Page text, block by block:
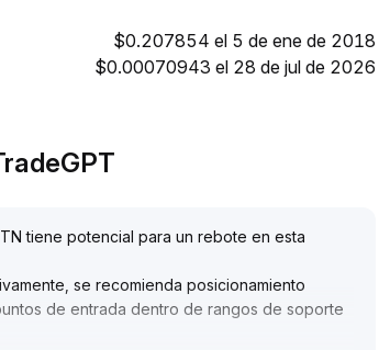
$0.207854 el 5 de ene de 2018
$0.00070943 el 28 de jul de 2026
tiene potencial para un rebote en esta
se recomienda posicionamiento
de entrada dentro de rangos de soporte